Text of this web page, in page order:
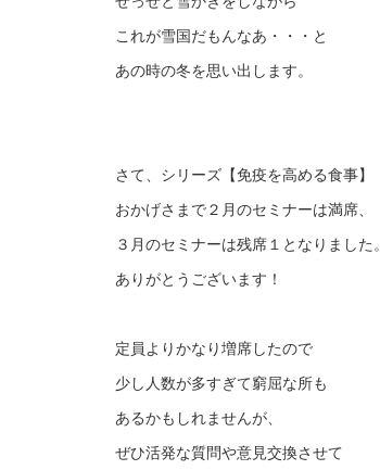
これが雪国だもんなあ・・・と
あの時の冬を思い出します。
さて、シリーズ【免疫を高める食事】
おかげさまで２月のセミナーは満席、
３月のセミナーは残席１となりました。
ありがとうございます！
定員よりかなり増席したので
少し人数が多すぎて窮屈な所も
あるかもしれませんが、
ぜひ活発な質問や意見交換させて